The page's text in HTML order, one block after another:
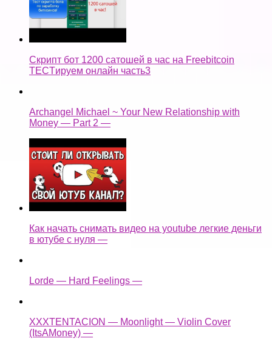
Скрипт бот 1200 сатошей в час на Freebitcoin
TECTируем онлайн часть3
Archangel Michael ~ Your New Relationship with
Money — Part 2 —
Как начать снимать видео на youtube легкие деньги
в ютубе с нуля —
Lorde — Hard Feelings —
XXXTENTACION — Moonlight — Violin Cover
(ItsAMoney) —